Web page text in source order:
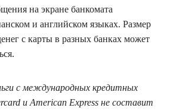
на экране банкомата
и английском языках. Размер
с карты в разных банках может
с международных кредитных
и American Express не составит